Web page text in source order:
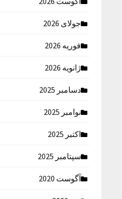
جولای 2026
فوریه 2026
ژانویه 2026
دسامبر 2025
نوامبر 2025
اکتبر 2025
سپتامبر 2025
آگوست 2020